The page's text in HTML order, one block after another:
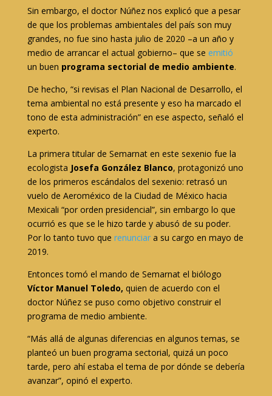
Sin embargo, el doctor Núñez nos explicó que a pesar
de que los problemas ambientales del país son muy
grandes, no fue sino hasta julio de 2020 –a un año y
medio de arrancar el actual gobierno– que se emitió
un buen programa sectorial de medio ambiente.
De hecho, “si revisas el Plan Nacional de Desarrollo, el
tema ambiental no está presente y eso ha marcado el
tono de esta administración” en ese aspecto, señaló el
experto.
La primera titular de Semarnat en este sexenio fue la
ecologista Josefa González Blanco, protagonizó uno
de los primeros escándalos del sexenio: retrasó un
vuelo de Aeroméxico de la Ciudad de México hacia
Mexicali “por orden presidencial”, sin embargo lo que
ocurrió es que se le hizo tarde y abusó de su poder.
Por lo tanto tuvo que renunciara su cargo en mayo de
2019.
Entonces tomó el mando de Semarnat el biólogo
Víctor Manuel Toledo, quien de acuerdo con el
doctor Núñez se puso como objetivo construir el
programa de medio ambiente.
“Más allá de algunas diferencias en algunos temas, se
planteó un buen programa sectorial, quizá un poco
tarde, pero ahí estaba el tema de por dónde se debería
avanzar”, opinó el experto.